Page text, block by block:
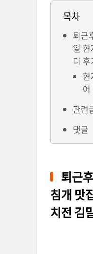
목차
퇴근
일
디
어
관련
댓글
퇴근
침개 맛
치전 김